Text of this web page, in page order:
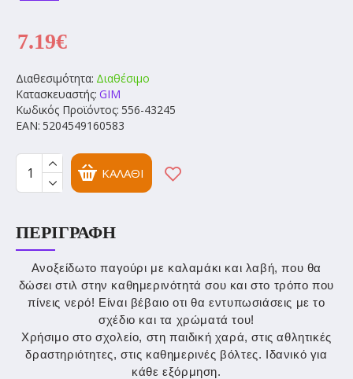
Διαθεσιμότητα: Διαθέσιμο
Κατασκευαστής: GIM
Κωδικός Προϊόντος: 556-43245
EAN: 5204549160583
7.19€
ΚΑΛΆΘΙ
ΠΕΡΙΓΡΑΦΉ
Ανοξείδωτο παγούρι με καλαμάκι και λαβή, που θα
δώσει στιλ στην καθημερινότητά σου και στο τρόπο που
πίνεις νερό! Είναι βέβαιο οτι θα εντυπωσιάσεις με το
σχέδιο και τα χρώματά του!
Χρήσιμο στο σχολείο, στη παιδική χαρά, στις αθλητικές
δραστηριότητες, στις καθημερινές βόλτες. Ιδανικό για
κάθε εξόρμηση.